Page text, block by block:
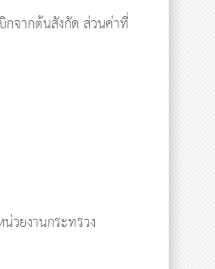
กจากต้นสังกัด ส่วนค่าที่
วยงานกระทรวง